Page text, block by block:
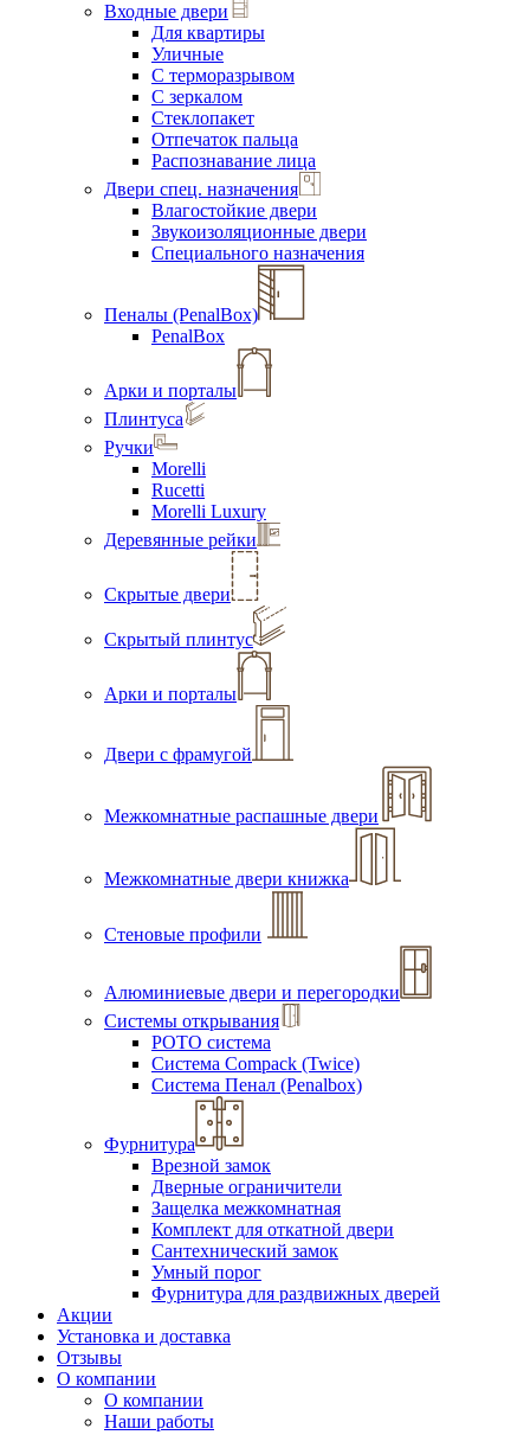
Входные двери
Для квартиры
Уличные
С терморазрывом
С зеркалом
Стеклопакет
Отпечаток пальца
Распознавание лица
Двери спец. назначения
Влагостойкие двери
Звукоизоляционные двери
Специального назначения
Пеналы (PenalBox)
PenalBox
Арки и порталы
Плинтуса
Ручки
Morelli
Rucetti
Morelli Luxury
Деревянные рейки
Скрытые двери
Скрытый плинтус
Арки и порталы
Двери с фрамугой
Межкомнатные распашные двери
Межкомнатные двери книжка
Стеновые профили
Алюминиевые двери и перегородки
Системы открывания
РОТО система
Система Compack (Twice)
Система Пенал (Penalbox)
Фурнитура
Врезной замок
Дверные ограничители
Защелка межкомнатная
Комплект для откатной двери
Сантехнический замок
Умный порог
Фурнитура для раздвижных дверей
Акции
Установка и доставка
Отзывы
О компании
О компании
Наши работы